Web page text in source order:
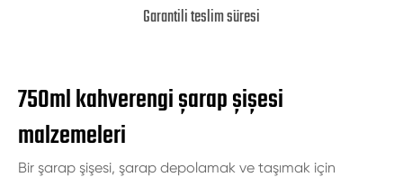
Garantili teslim süresi
750ml kahverengi şarap şişesi
malzemeleri
Bir şarap şişesi, şarap depolamak ve taşımak için